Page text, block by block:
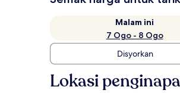
Malam ini
7 Ogo - 8 Ogo
Disyorkan
Lokasi